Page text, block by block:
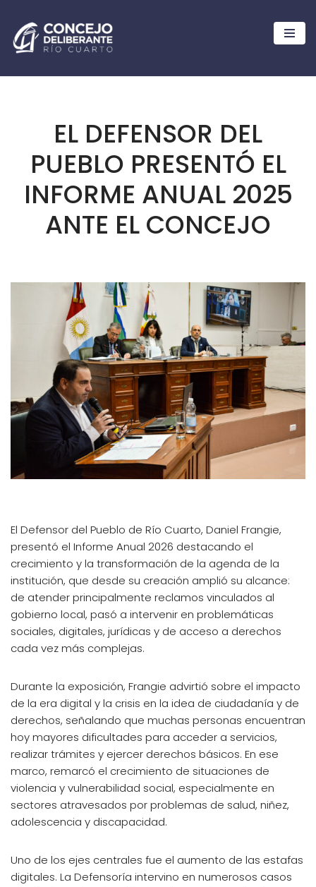
Ir
al
EL DEFENSOR DEL
PUEBLO PRESENTÓ EL
INFORME ANUAL 2025
ANTE EL CONCEJO
El Defensor del Pueblo de Río Cuarto, Daniel Frangie,
presentó el Informe Anual 2026 destacando el
crecimiento y la transformación de la agenda de la
institución, que desde su creación amplió su alcance:
de atender principalmente reclamos vinculados al
gobierno local, pasó a intervenir en problemáticas
sociales, digitales, jurídicas y de acceso a derechos
cada vez más complejas.
Durante la exposición, Frangie advirtió sobre el impacto
de la era digital y la crisis en la idea de ciudadanía y de
derechos, señalando que muchas personas encuentran
hoy mayores dificultades para acceder a servicios,
realizar trámites y ejercer derechos básicos. En ese
marco, remarcó el crecimiento de situaciones de
violencia y vulnerabilidad social, especialmente en
sectores atravesados por problemas de salud, niñez,
adolescencia y discapacidad.
Uno de los ejes centrales fue el aumento de las estafas
digitales. La Defensoría intervino en numerosos casos